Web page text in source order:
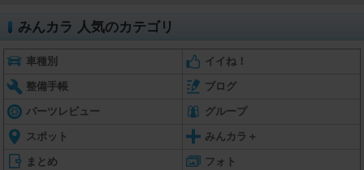
みんカラ 人気のカテゴリ
車種別 イイね！
整備手帳 ブログ
パーツレビュー グループ
スポット みんカラ＋
まとめ フォト